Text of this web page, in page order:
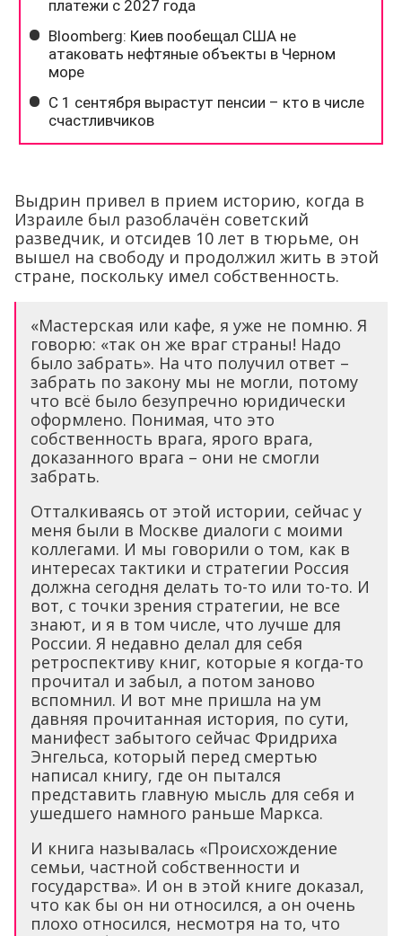
Выдрин привел в прием историю, когда в
Израиле был разоблачён советский
разведчик, и отсидев 10 лет в тюрьме, он
вышел на свободу и продолжил жить в этой
стране, поскольку имел собственность.
«Мастерская или кафе, я уже не помню. Я
говорю: «так он же враг страны! Надо
было забрать». На что получил ответ –
забрать по закону мы не могли, потому
что всё было безупречно юридически
оформлено. Понимая, что это
собственность врага, ярого врага,
доказанного врага – они не смогли
забрать.
Отталкиваясь от этой истории, сейчас у
меня были в Москве диалоги с моими
коллегами. И мы говорили о том, как в
интересах тактики и стратегии Россия
должна сегодня делать то-то или то-то. И
вот, с точки зрения стратегии, не все
знают, и я в том числе, что лучше для
России. Я недавно делал для себя
ретроспективу книг, которые я когда-то
прочитал и забыл, а потом заново
вспомнил. И вот мне пришла на ум
давняя прочитанная история, по сути,
манифест забытого сейчас Фридриха
Энгельса, который перед смертью
написал книгу, где он пытался
представить главную мысль для себя и
ушедшего намного раньше Маркса.
И книга называлась «Происхождение
семьи, частной собственности и
государства». И он в этой книге доказал,
что как бы он ни относился, а он очень
плохо относился, несмотря на то, что